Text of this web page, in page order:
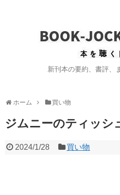
新刊本の要約、書評、
ホーム 買い物
ジムニーのティッシ
2024/1/28 買い物